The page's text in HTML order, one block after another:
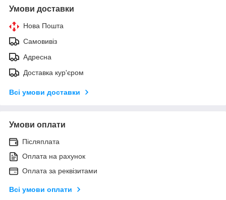
Умови доставки
Нова Пошта
Самовивіз
Адресна
Доставка кур'єром
Всі умови доставки
Умови оплати
Післяплата
Оплата на рахунок
Оплата за реквізитами
Всі умови оплати